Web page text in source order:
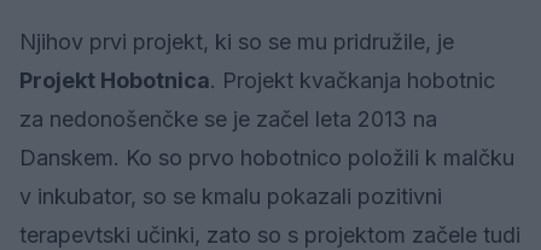
Njihov prvi projekt, ki so se mu pridružile, je
Projekt Hobotnica. Projekt kvačkanja hobotnic
za nedonošenčke se je začel leta 2013 na
Danskem. Ko so prvo hobotnico položili k malčku
v inkubator, so se kmalu pokazali pozitivni
terapevtski učinki, zato so s projektom začele tudi